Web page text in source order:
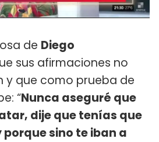
de Diego
sus afirmaciones no
y que como prueba de
“Nunca aseguré que
dije que tenías que
sino te iban a